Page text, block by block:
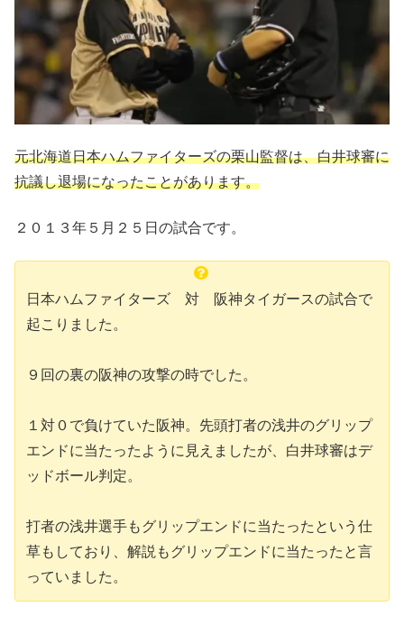
元北海道日本ハムファイターズの栗山監督は、白井球審に
抗議し退場になったことがあります。
２０１３年５月２５日の試合です。
日本ハムファイターズ 対 阪神タイガースの試合で
起こりました。
９回の裏の阪神の攻撃の時でした。
１対０で負けていた阪神。先頭打者の浅井のグリップ
エンドに当たったように見えましたが、白井球審はデ
ッドボール判定。
打者の浅井選手もグリップエンドに当たったという仕
草もしており、解説もグリップエンドに当たったと言
っていました。